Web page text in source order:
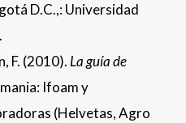
D.C.,: Universidad
F. (2010). La guía de
Ifoam y
(Helvetas, Agro